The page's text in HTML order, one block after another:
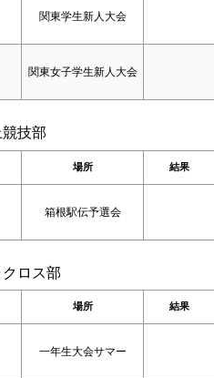
関東学生新人大会
関東女子学生新人大会
競技部
場所 結果
箱根駅伝予選会
ロス部
場所 結果
一年生大会サマー